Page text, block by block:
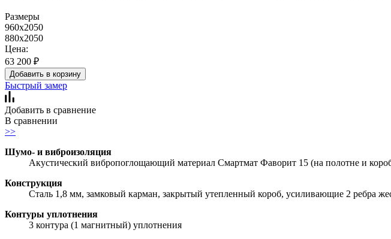
Размеры
960x2050
880x2050
Цена:
63 200 ₽
Добавить в корзину
Быстрый замер
Добавить в сравнение
В сравнении
>>
Шумо- и виброизоляция
Акустический вибропоглощающий материал Смартмат Фаворит 15 (на полотне и
Конструкция
Сталь 1,8 мм, замковый карман, закрытый утепленный короб, усиливающие 2 ребра
Контуры уплотнения
3 контура (1 магнитный) уплотнения